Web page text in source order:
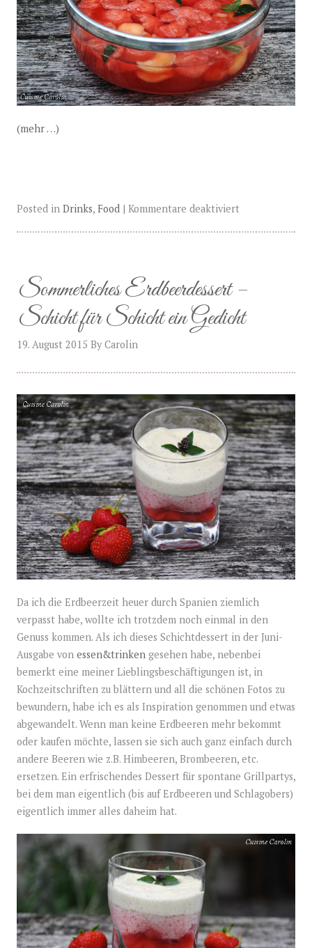
(mehr …)
Posted in Drinks, Food| Kommentare deaktiviert
Sommerliches Erdbeerdessert –
Schicht für Schicht ein Gedicht
19. August 2015 ByCarolin
Da ich die Erdbeerzeit heuer durch Spanien ziemlich
verpasst habe, wollte ich trotzdem noch einmal in den
Genuss kommen. Als ich dieses Schichtdessert in der Juni-
Ausgabe von essen&trinken gesehen habe, nebenbei
bemerkt eine meiner Lieblingsbeschäftigungen ist, in
Kochzeitschriften zu blättern und all die schönen Fotos zu
bewundern, habe ich es als Inspiration genommen und etwas
abgewandelt. Wenn man keine Erdbeeren mehr bekommt
oder kaufen möchte, lassen sie sich auch ganz einfach durch
andere Beeren wie z.B. Himbeeren, Brombeeren, etc.
ersetzen. Ein erfrischendes Dessert für spontane Grillpartys,
bei dem man eigentlich (bis auf Erdbeeren und Schlagobers)
eigentlich immer alles daheim hat.